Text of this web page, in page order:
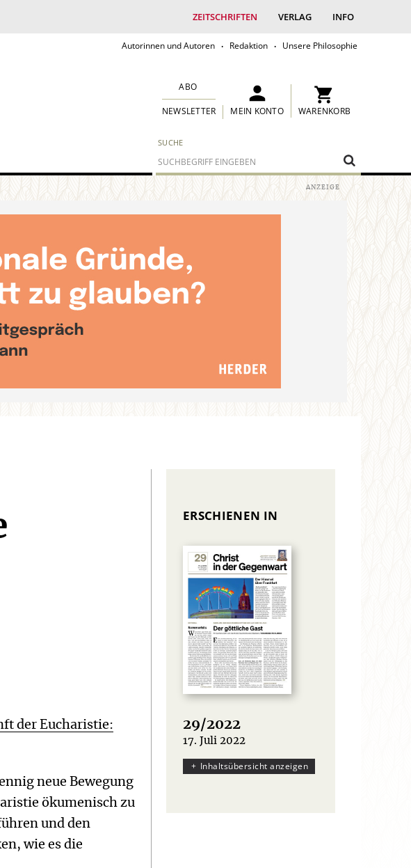
ZEITSCHRIFTEN VERLAG INFO
Autorinnen und Autoren Redaktion Unsere Philosophie
SUCHE
ABO
NEWSLETTER MEIN KONTO WARENKORB
der Eucharistie:
neue Bewegung
ökumenisch zu
und den
wie es die
ERSCHIENEN IN
29/2022
:
17. Juli 2022
Inhaltsübersicht anzeigen